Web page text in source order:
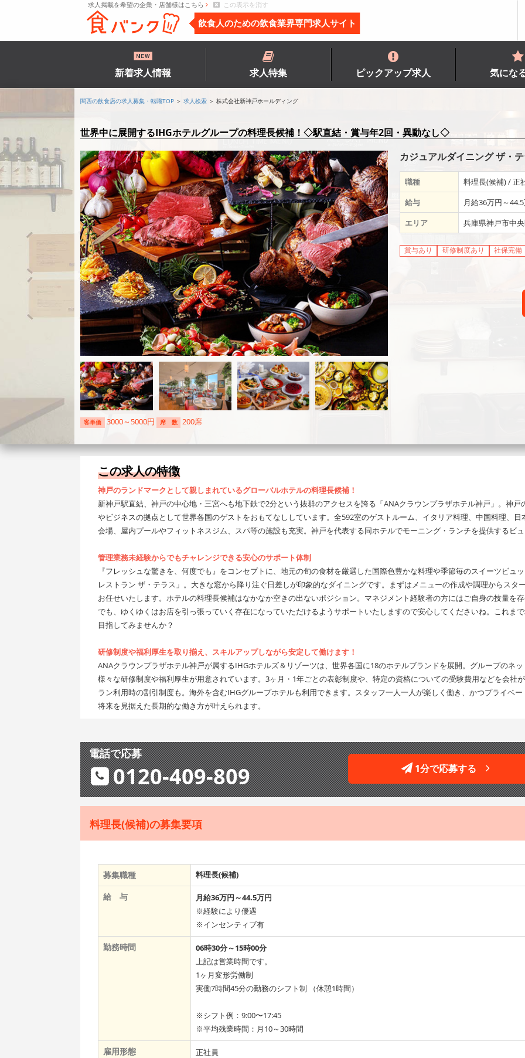
求人掲載を希望の企業・店舗様はこちら この表示を消す
飲食人のための飲食業界専門求人サイト
新着求人情報 求人特集 ピックアップ求人 気にな
関西の飲食店の求人募集・転職TOP ＞ 求人検索 ＞ 株式会社新神戸ホールディング
カジュアルダイニング ザ・
世界中に展開するIHGホテルグループの料理長候補！◇駅直結・賞与年2回・異動なし◇
客単価 3000～5000円 席 数 200席
職種
料理長(候補) / 正
給与
月給36万円～
エリア
兵庫県神戸市中
賞与あり 研修制度あり 社保完備
この求人の特徴
神戸のランドマークとして親しまれているグローバルホテルの料理長候補！
新神戸駅直結、神戸の中心地・三宮へも地下鉄で2分という抜群のアクセスを誇る「ANAクラウンプラザホテル神戸」。神
やビジネスの拠点として世界各国のゲストをおもてなししています。全592室のゲストルーム、イタリア料理、中国料理、
会場、屋内プールやフィットネスジム、スパ等の施設も充実。神戸を代表する同ホテルでモーニング・ランチを提供するビ
管理業務未経験からでもチャレンジできる安心のサポート体制
『フレッシュな驚きを、何度でも』をコンセプトに、地元の旬の食材を厳選した国際色豊かな料理や季節毎のスイーツビュ
レストラン ザ・テラス」。大きな窓から降り注ぐ日差しが印象的なダイニングです。まずはメニューの作成や調理からスタ
お任せいたします。ホテルの料理長候補はなかなか空きの出ないポジション。マネジメント経験者の方にはご自身の技量を
でも、ゆくゆくはお店を引っ張っていく存在になっていただけるようサポートいたしますので安心してくださいね。これま
目指してみませんか？
研修制度や福利厚生を取り揃え、スキルアップしながら安定して働けます！
ANAクラウンプラザホテル神戸が属するIHGホテルズ＆リゾーツは、世界各国に18のホテルブランドを展開。グループのネ
様々な研修制度や福利厚生が用意されています。3ヶ月・1年ごとの表彰制度や、特定の資格についての受験費用などを会社
ラン利用時の割引制度も。海外を含むIHGグループホテルも利用できます。スタッフ一人一人が楽しく働き、かつプライベ
将来を見据えた長期的な働き方が叶えられます。
電話で応募
0120-409-809 1分で応募する
料理長(候補)の募集要項
募集職種 料理長(候補)
給 与
月給36万円～44.5万円
※経験により優遇
※インセンティブ有
勤務時間
06時30分～15時00分
上記は営業時間です。
1ヶ月変形労働制
実働7時間45分の勤務のシフト制 （休憩1時間）
※シフト例：9:00〜17:45
※平均残業時間：月10～30時間
雇用形態 正社員